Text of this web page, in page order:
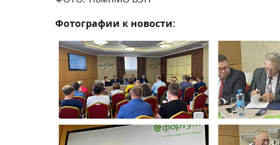
Фотографии к новости: